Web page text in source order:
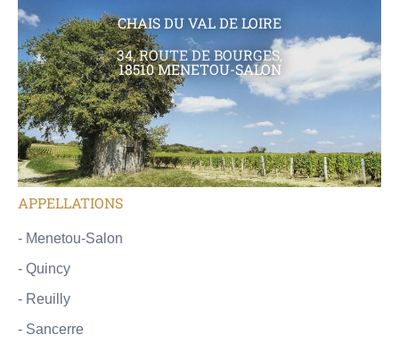
CHAIS DU VAL DE LOIRE
34, ROUTE DE BOURGES,
18510 MENETOU-SALON
APPELLATIONS
- Menetou-Salon
- Quincy
- Reuilly
- Sancerre